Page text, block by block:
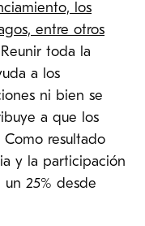
los
entre otros
toda la
a los
ni bien se
a que los
resultado
y la participación
un 25% desde